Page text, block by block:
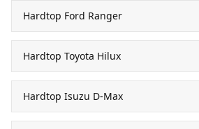
Hardtop Ford Ranger
Hardtop Toyota Hilux
Hardtop Isuzu D-Max